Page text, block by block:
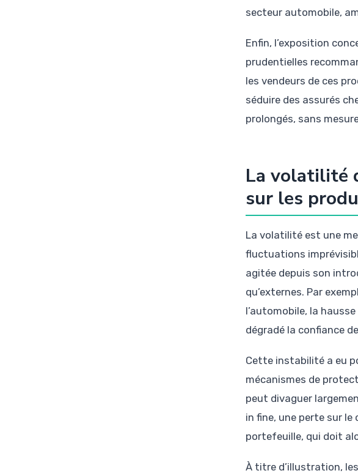
secteur automobile,
Enfin, l’exposition
prudentielles
les vendeurs de ces
séduire des assurés
prolongés, sans
La volatilité
sur les
La volatilité est une
fluctuations
agitée depuis son
qu’externes. Par
l’automobile, la
dégradé la confiance
Cette instabilité a eu
mécanismes de
peut divaguer
in fine, une perte sur
portefeuille, qui doit
À titre d’illustration,